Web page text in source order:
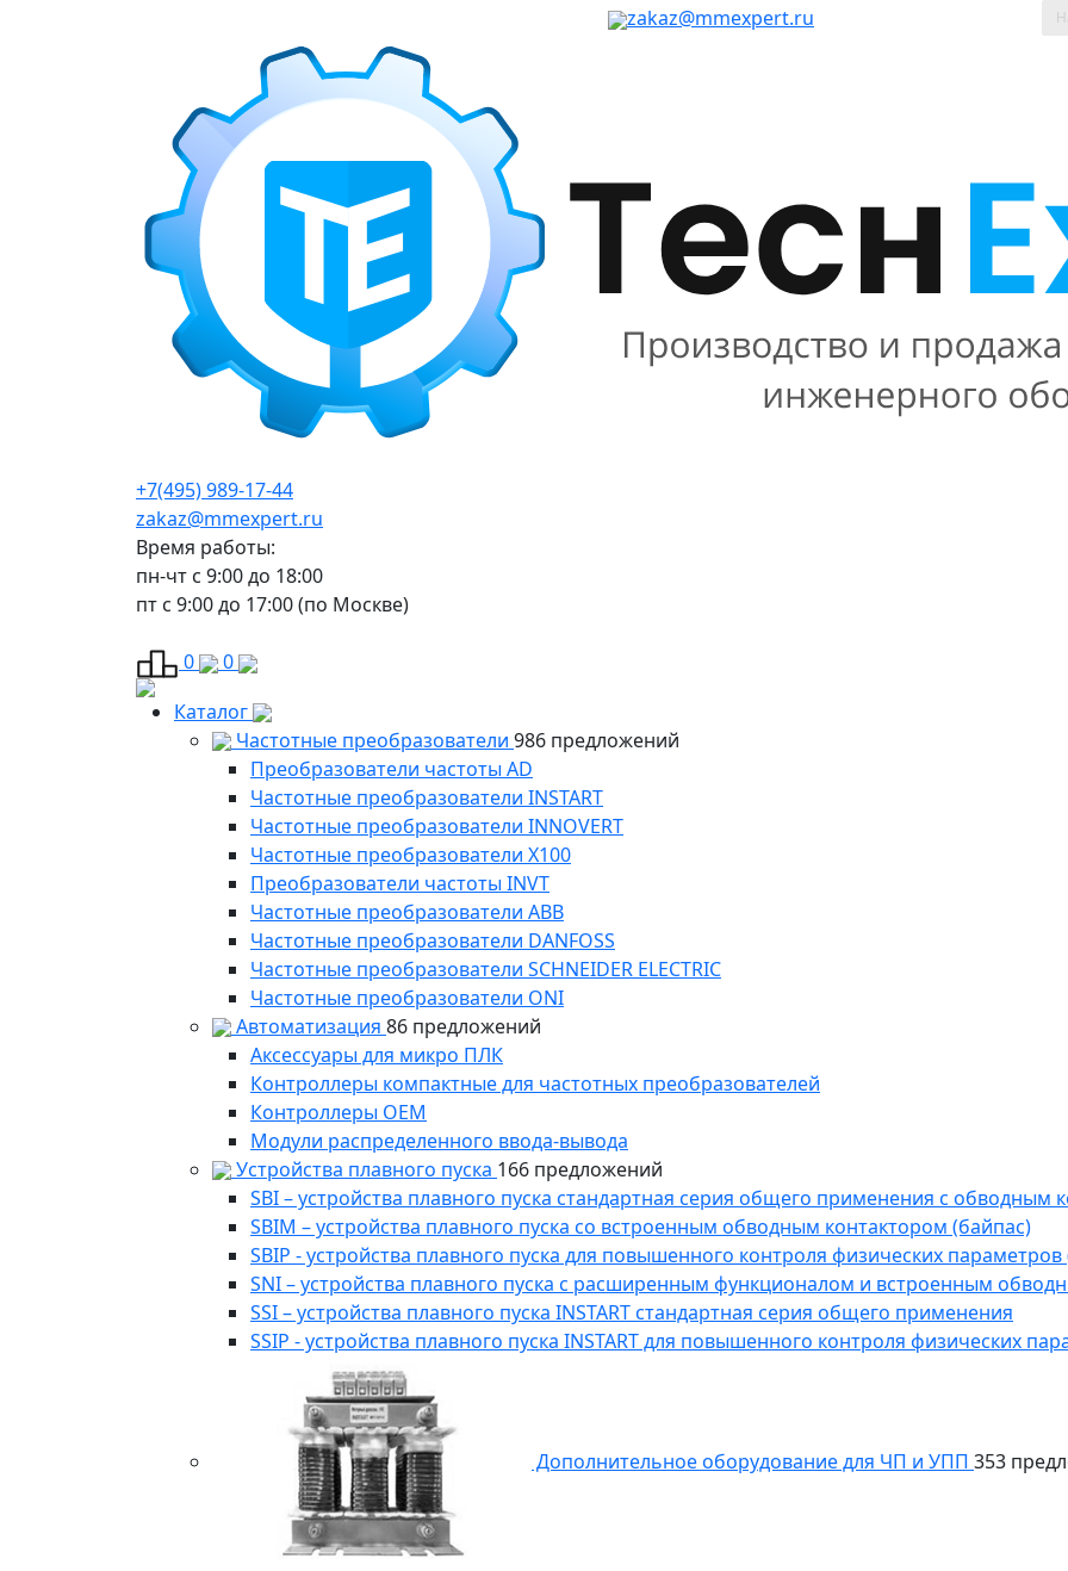
zakaz@mmexpert.ru
+7(495) 989-17-44
zakaz@mmexpert.ru
Время работы:
пн-чт с 9:00 до 18:00
пт с 9:00 до 17:00 (по Москве)
0
0
Каталог
Частотные преобразователи 986 предложений
Преобразователи частоты AD
Частотные преобразователи INSTART
Частотные преобразователи INNOVERT
Частотные преобразователи Х100
Преобразователи частоты INVT
Частотные преобразователи ABB
Частотные преобразователи DANFOSS
Частотные преобразователи SCHNEIDER ELECTRIC
Частотные преобразователи ONI
Автоматизация 86 предложений
Аксессуары для микро ПЛК
Контроллеры компактные для частотных преобразователей
Контроллеры ОЕМ
Модули распределенного ввода-вывода
Устройства плавного пуска 166 предложений
SBI – устройства плавного пуска стандартная серия общего применения с обводным
SBIM – устройства плавного пуска со встроенным обводным контактором (байпас)
SBIP - устройства плавного пуска для повышенного контроля физических
SNI – устройства плавного пуска с расширенным функционалом и встроенным
SSI – устройства плавного пуска INSTART стандартная серия общего применения
SSIP - устройства плавного пуска INSTART для повышенного контроля физических
Дополнительное оборудование для ЧП и УПП 353